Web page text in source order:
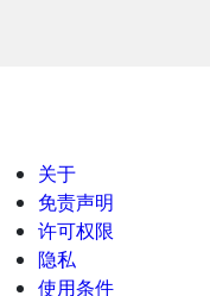
关于
免责声明
许可权限
隐私
使用条件